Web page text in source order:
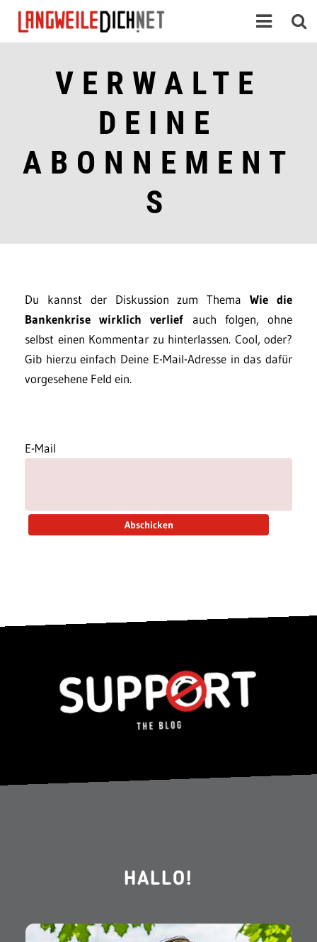
VERWALTE
DEINE
ABONNEMENT
S
Du kannst der Diskussion zum ThemaWie die
Bankenkrise wirklich verlief auch folgen, ohne
selbst einen Kommentar zu hinterlassen. Cool, oder?
Gib hierzu einfach Deine E-Mail-Adresse in das dafür
vorgesehene Feld ein.
E-Mail
HALLO!